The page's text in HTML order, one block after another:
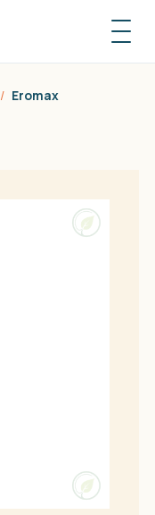
/ Eromax